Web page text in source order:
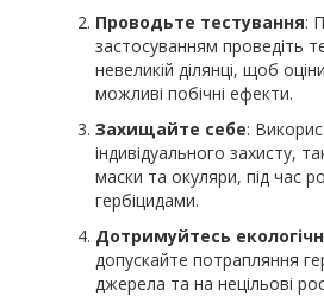
Проводьте тестування:
застосуванням проведіть
невеликій ділянці, щоб
можливі побічні ефекти.
Захищайте себе:
індивідуального захисту,
маски та окуляри, під час
гербіцидами.
Дотримуйтесь
допускайте потрапляння
джерела та на нецільові